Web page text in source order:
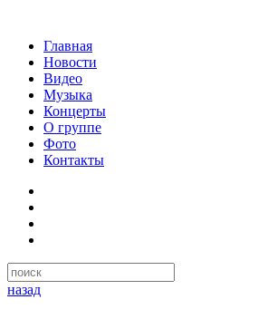
Главная
Новости
Видео
Музыка
Концерты
О группе
Фото
Контакты
назад